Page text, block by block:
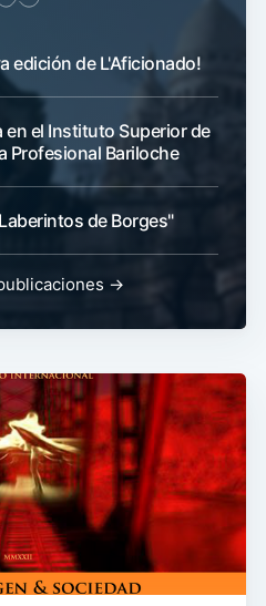
edición de L'Aficionado!
el Instituto Superior de
Profesional Bariloche
de Borges"
→